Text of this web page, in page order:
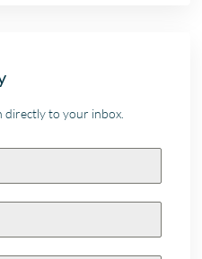
directly to your inbox.